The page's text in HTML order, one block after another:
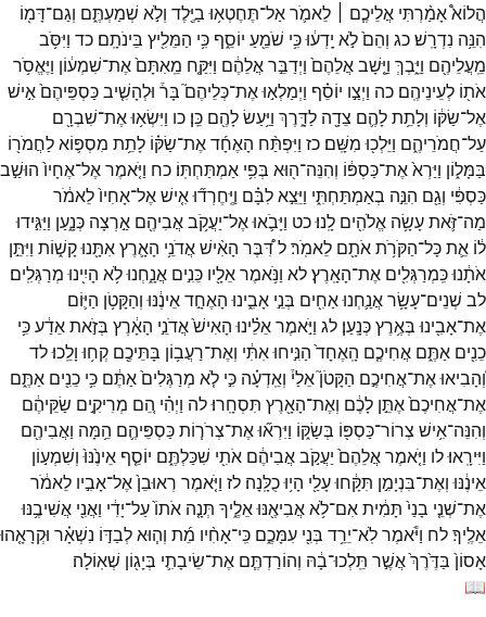
הֲלוֹא֩אָמַ֨רְתִּי אֲלֵיכֶ֧ם ׀ לֵאמֹ֛ראַל־תֶּחֶטְא֥וּ בַיֶּ֖לֶד וְלֹ֣א שְׁמַעְתֶּ֑ם וְגַם־דָּמ֖וֹ
הִנֵּ֥ה נִדְרָֽשׁ׃כג וְהֵם֙לֹ֣א יָֽדְע֔וּכִּ֥י שֹׁמֵ֖עַ יוֹסֵ֑ף כִּ֥י הַמֵּלִ֖יץ בֵּינֹתָֽם׃ כד וַיִּסֹּ֥ב
מֵֽעֲלֵיהֶ֖ם וַיֵּ֑בְךְּ וַיָּ֤שָׁבאֲלֵהֶם֙ וַיְדַבֵּ֣ראֲלֵהֶ֔ם וַיִּקַּ֤ח מֵֽאִתָּם֙אֶת־שִׁמְע֔וֹן וַיֶּאֱסֹ֥ר
אֹת֖וֹ לְעֵינֵיהֶֽם׃ כה וַיְצַ֣ו יוֹסֵ֗ף וַיְמַלְא֣וּאֶת־כְּלֵיהֶם֮ בָּר֒ וּלְהָשִׁ֤יבכַּסְפֵּיהֶם֙אִ֣ישׁ
אֶל־שַׂקּ֔וֹ וְלָתֵ֥תלָהֶ֛ם צֵדָ֖ה לַדָּ֑רֶךְ וַיַּ֥עַשׂלָהֶ֖ם כֵּֽן׃ כו וַיִּשְׂא֥וּאֶת־שִׁבְרָ֖ם
עַל־חֲמֹרֵיהֶ֑ם וַיֵּלְכ֖וּ מִשָּֽׁם׃ כז וַיִּפְתַּ֨ח הָאֶחָ֜דאֶת־שַׂקּ֗וֹ לָתֵ֥ת מִסְפּ֛וֹאלַחֲמֹר֖וֹ
בַּמָּל֑וֹן וַיַּרְא֙אֶת־כַּסְפּ֔וֹ וְהִנֵּה־ה֖וּא בְּפִ֥י אַמְתַּחְתּֽוֹ׃ כח וַיֹּ֤אמֶראֶל־אֶחָיו֙ הוּשַׁ֣ב
כַּסְפִּ֔י וְגַ֖ם הִנֵּ֣ה בְאַמְתַּחְתִּ֑י וַיֵּצֵ֣אלִבָּ֗ם וַיֶּֽחֶרְד֞וּאִ֤ישׁאֶל־אָחִיו֙לֵאמֹ֔ר
מַה־זֹּ֛אתעָשָׂ֥ה אֱלֹהִ֖ים לָֽנוּ׃כט וַיָּבֹ֛אוּאֶל־יַעֲקֹ֥באֲבִיהֶ֖ם אַ֣רְצָה כְּנָ֑עַן וַיַּגִּ֣ידוּ
ל֔וֹ אֵ֛תכָּל־הַקֹּרֹ֥תאֹתָ֖ם לֵאמֹֽר׃לדִּ֠בֶּר הָאִ֨ישׁאֲדֹנֵ֥י הָאָ֛רֶץאִתָּ֖נוּקָשׁ֑וֹת וַיִּתֵּ֣ן
אֹתָ֔נוּכִּֽמְרַגְּלִ֖ים אֶת־הָאָֽרֶץ׃לא וַנֹּ֥אמֶראֵלָ֖יו כֵּנִ֣ים אֲנָ֑חְנוּלֹ֥א הָיִ֖ינוּ מְרַגְּלִֽים׃
לב שְׁנֵים־עָשָׂ֥ראֲנַ֛חְנוּאַחִ֖ים בְּנֵ֣י אָבִ֑ינוּ הָאֶחָ֣דאֵינֶ֔נּוּ וְהַקָּטֹ֥ן הַיּ֛וֹם
אֶת־אָבִ֖ינוּ בְּאֶ֥רֶץכְּנָֽעַן׃ לג וַיֹּ֣אמֶראֵלֵ֗ינוּ הָאִישׁ֙אֲדֹנֵ֣י הָאָ֔רֶץ בְּזֹ֣אתאֵדַ֔עכִּ֥י
כֵנִ֖ים אַתֶּ֑ם אֲחִיכֶ֤ם הָֽאֶחָד֙ הַנִּ֣יחוּאִתִּ֔י וְאֶת־רַעֲב֥וֹן בָּתֵּיכֶ֖ם קְח֥וּ וָלֵֽכוּ׃לד
וְ֠הָבִיאוּאֶת־אֲחִיכֶ֣ם הַקָּטֹן֮אֵלַי֒ וְאֵֽדְעָ֗ה כִּ֣י לֹ֤א מְרַגְּלִים֙אַתֶּ֔ם כִּ֥י כֵנִ֖ים אַתֶּ֑ם
אֶת־אֲחִיכֶם֙אֶתֵּ֣ן לָכֶ֔ם וְאֶת־הָאָ֖רֶץ תִּסְחָֽרוּ׃לה וַיְהִ֗י הֵ֚ם מְרִיקִ֣ים שַׂקֵּיהֶ֔ם
וְהִנֵּה־אִ֥ישׁ צְרוֹר־כַּסְפּ֖וֹ בְּשַׂקּ֑וֹ וַיִּרְא֞וּאֶת־צְרֹר֧וֹתכַּסְפֵּיהֶ֛ם הֵ֥מָּה וַאֲבִיהֶ֖ם
וַיִּירָֽאוּ׃לו וַיֹּ֤אמֶראֲלֵהֶם֙ יַעֲקֹ֣באֲבִיהֶ֔ם אֹתִ֖י שִׁכַּלְתֶּ֑ם יוֹסֵ֤ף אֵינֶ֙נּוּ֙ וְשִׁמְע֣וֹן
אֵינֶ֔נּוּ וְאֶת־בִּנְיָמִ֣ן תִּקָּ֔חוּעָלַ֖י הָי֥וּכֻלָּֽנָה׃ לז וַיֹּ֤אמֶר רְאוּבֵן֙אֶל־אָבִ֣יו לֵאמֹ֔ר
אֶת־שְׁנֵ֤י בָנַי֙ תָּמִ֔יתאִם־לֹ֥אאֲבִיאֶ֖נּוּאֵלֶ֑יךָ תְּנָ֤ה אֹתוֹ֙עַל־יָדִ֔י וַאֲנִ֖י אֲשִׁיבֶ֥נּוּ
אֵלֶֽיךָ׃לח וַיֹּ֕אמֶרלֹֽא־יֵרֵ֥ד בְּנִ֖י עִמָּכֶ֑ם כִּֽי־אָחִ֨יו מֵ֜ת וְה֧וּאלְבַדּ֣וֹ נִשְׁאָ֗ר וּקְרָאָ֤הוּ
אָסוֹן֙ בַּדֶּ֙רֶךְ֙אֲשֶׁ֣ר תֵּֽלְכוּ־בָ֔הּ וְהוֹרַדְתֶּ֧ם אֶת־שֵׂיבָתִ֛י בְּיָג֖וֹן שְׁאֽוֹלָה׃
📖